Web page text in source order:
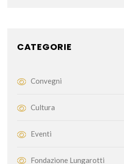
CATEGORIE
Convegni
Cultura
Eventi
Fondazione Lungarotti